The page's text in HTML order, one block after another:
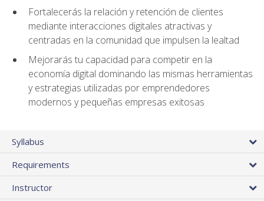
Fortalecerás la relación y retención de clientes
mediante interacciones digitales atractivas y
centradas en la comunidad que impulsen la lealtad
Mejorarás tu capacidad para competir en la
economía digital dominando las mismas herramientas
y estrategias utilizadas por emprendedores
modernos y pequeñas empresas exitosas
Syllabus
Requirements
Instructor